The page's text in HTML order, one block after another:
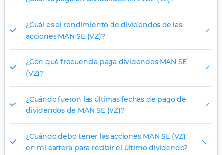
¿Cuál es el rendimiento de dividendos de las
acciones MAN SE (VZ)?
¿Con qué frecuencia paga dividendos MAN SE
(VZ)?
¿Cuándo fueron las últimas fechas de pago de
dividendos de MAN SE (VZ)?
¿Cuándo debo tener las acciones MAN SE (VZ)
en mi cartera para recibir el último dividendo?